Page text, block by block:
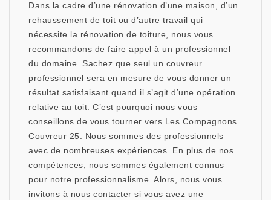
Dans la cadre d’une rénovation d’une maison, d’un
rehaussement de toit ou d’autre travail qui
nécessite la rénovation de toiture, nous vous
recommandons de faire appel à un professionnel
du domaine. Sachez que seul un couvreur
professionnel sera en mesure de vous donner un
résultat satisfaisant quand il s’agit d’une opération
relative au toit. C’est pourquoi nous vous
conseillons de vous tourner vers Les Compagnons
Couvreur 25. Nous sommes des professionnels
avec de nombreuses expériences. En plus de nos
compétences, nous sommes également connus
pour notre professionnalisme. Alors, nous vous
invitons à nous contacter si vous avez une